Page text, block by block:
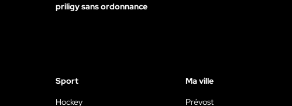
priligy sans ordonnance
Sport
Hockey
Ma ville
Prévost